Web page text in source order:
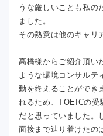
うな厳しいことも私の
ました。
その熱意は他のキャリ
高橋様からご紹介頂い
ような環境コンサルテ
動を終えることができ
れるため、TOEICの受
だと思っていました。
面接まで辿り着けたの